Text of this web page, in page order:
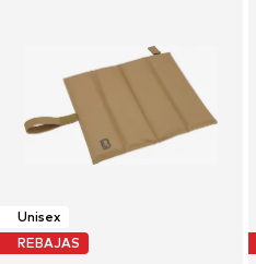
Unisex
REBAJAS